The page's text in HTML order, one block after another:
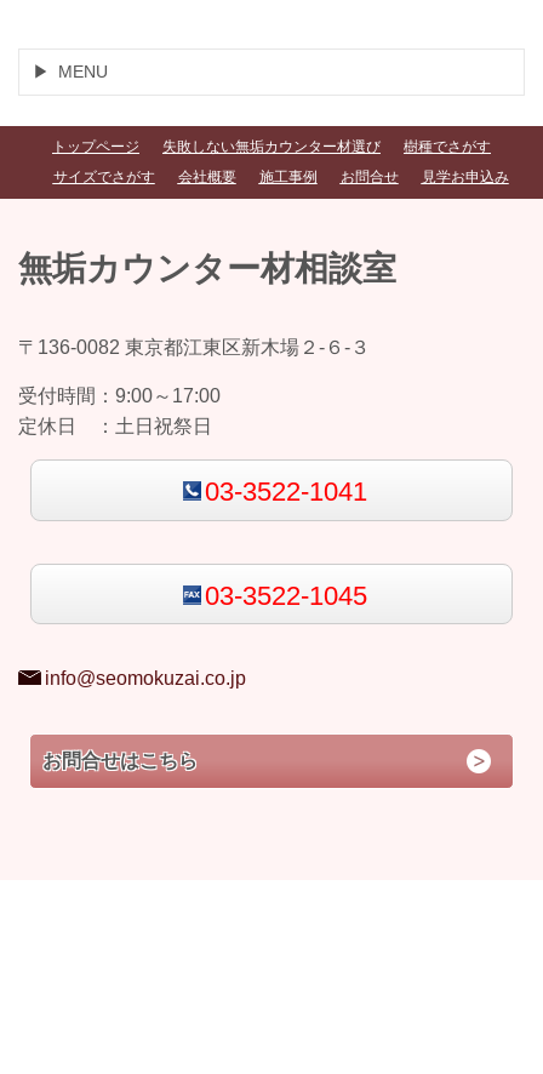
MENU
トップページ 失敗しない無垢カウンター材選び
樹種でさがす
サイズでさがす
会社概要 施工事例 お問合せ 見学お申込み
無垢カウンター材相談室
〒136-0082 東京都江東区新木場２-６-３
受付時間： 9:00～17:00
定休日 ： 土日祝祭日
03-3522-1041
03-3522-1045
info@seomokuzai.co.jp
お問合せはこちら